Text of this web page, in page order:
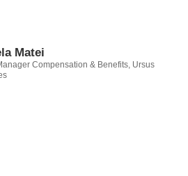
Matei
Compensation & Benefits, Ursus